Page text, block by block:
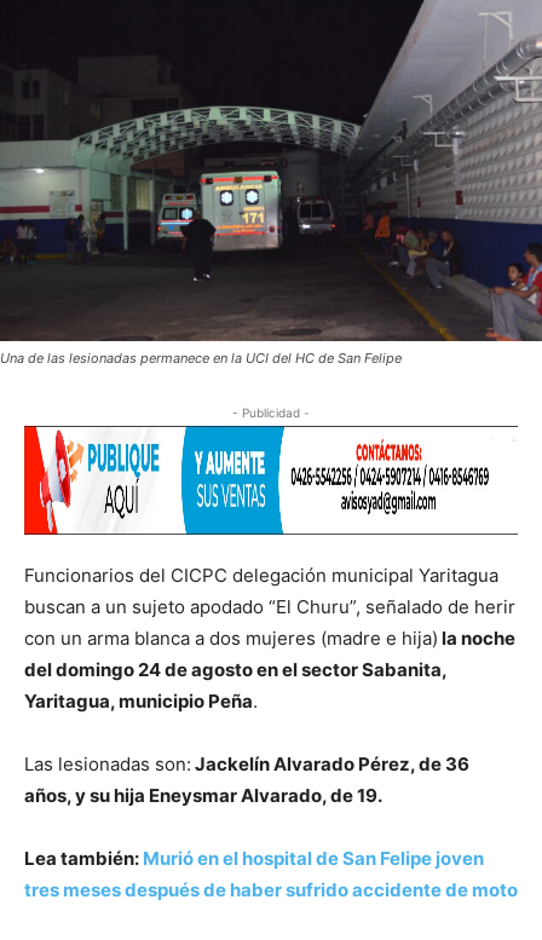
Una de las lesionadas permanece en la UCI del HC de San Felipe
- Publicidad -
Funcionarios del CICPC delegación municipal Yaritagua
buscan a un sujeto apodado “El Churu”, señalado de herir
con un arma blanca a dos mujeres (madre e hija) la noche
del domingo 24 de agosto en el sector Sabanita,
Yaritagua, municipio Peña.
Las lesionadas son: Jackelín Alvarado Pérez, de 36
años, y su hija Eneysmar Alvarado, de 19.
Lea también: Murió en el hospital de San Felipe joven
tres meses después de haber sufrido accidente de moto